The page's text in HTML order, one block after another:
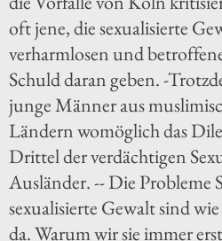
oft jene, die sexualisierte
verharmlosen und
Schuld daran geben. -
junge Männer aus
Ländern womöglich das
Drittel der verdächtigen
Ausländer. -- Die Probleme
sexualisierte Gewalt sind
da. Warum wir sie immer